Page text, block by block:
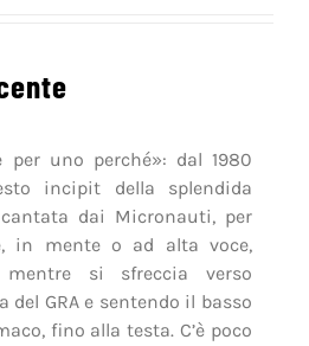
uno perché»: dal 1980
incipit della splendida
dai Micronauti, per
in mente o ad alta voce,
si sfreccia verso
del GRA e sentendo il basso
fino alla testa. C’è poco